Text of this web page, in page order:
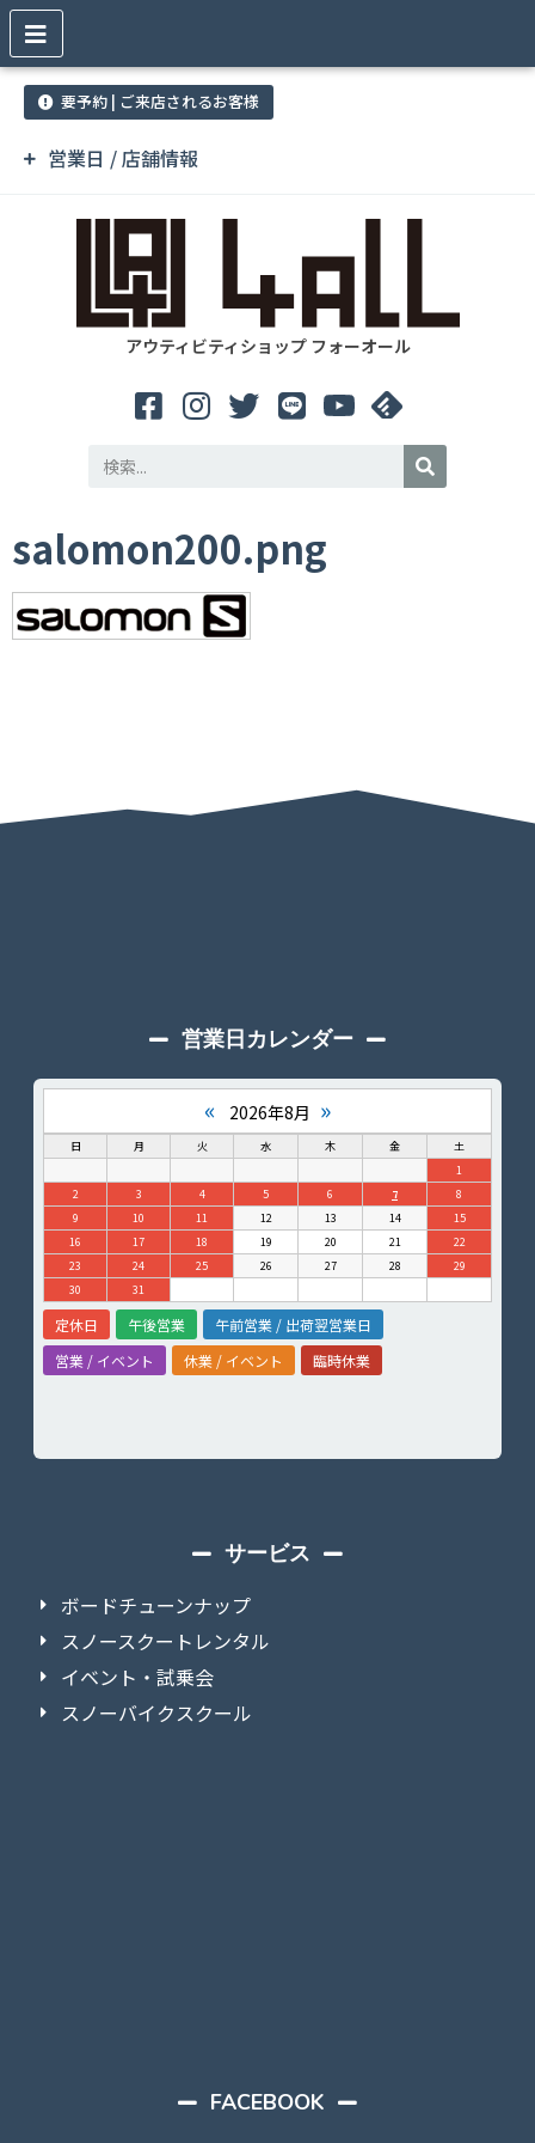
営業日 / 店舗情報
要予約 | ご来店されるお客様
アウティビティショップ フォーオール
salomon200.png
営業日カレンダー
« 2026年8月 »
日 月 火 水 木 金
土
1
2
3 4 5 6 7
8
9
10 11 12 13 14
15
16
17 18 19 20 21
22
23
24 25 26 27 28
29
30
31
定休日 午後営業
午前営業 / 出荷翌営業日
営業 / イベント
休業 / イベント 臨時休業
サービス
ボードチューンナップ
スノースクートレンタル
イベント・試乗会
スノーバイクスクール
FACEBOOK